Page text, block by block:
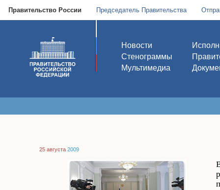
Правительство России Председатель Правительства
Новости
Стенограммы
Мультимедиа
25 августа 2009